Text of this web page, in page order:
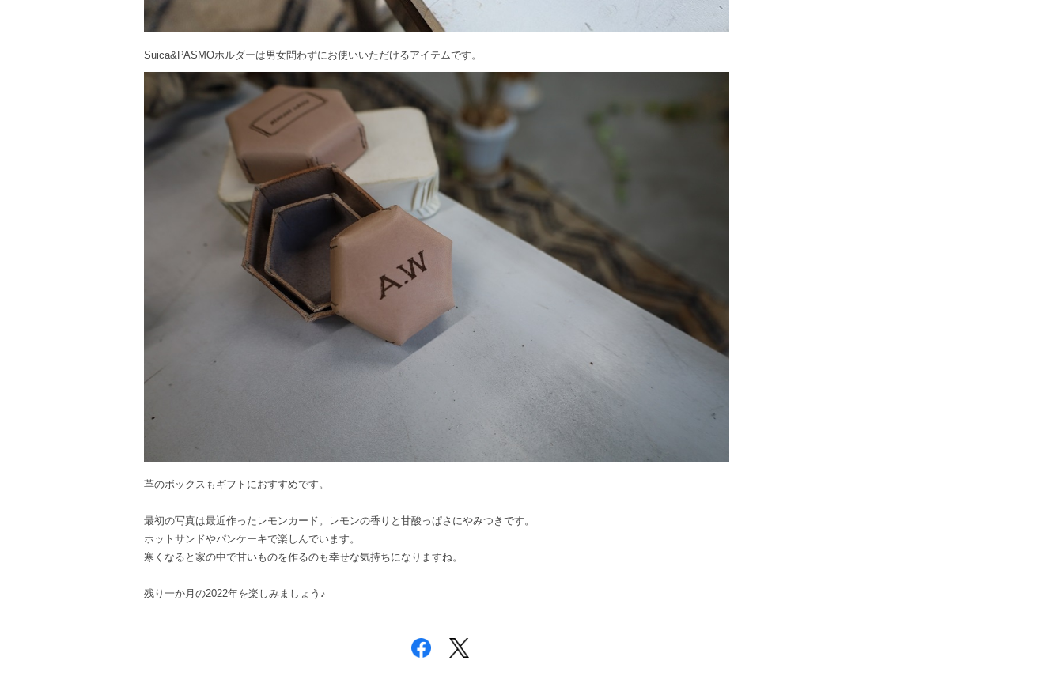
Suica&PASMOホルダーは男女問わずにお使いいただけるアイテムです。
革のボックスもギフトにおすすめです。
最初の写真は最近作ったレモンカード。レモンの香りと甘酸っぱさにやみつきです。
ホットサンドやパンケーキで楽しんでいます。
寒くなると家の中で甘いものを作るのも幸せな気持ちになりますね。
残り一か月の2022年を楽しみましょう♪